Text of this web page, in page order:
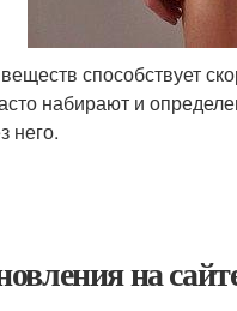
способствует
набирают и
него.
на